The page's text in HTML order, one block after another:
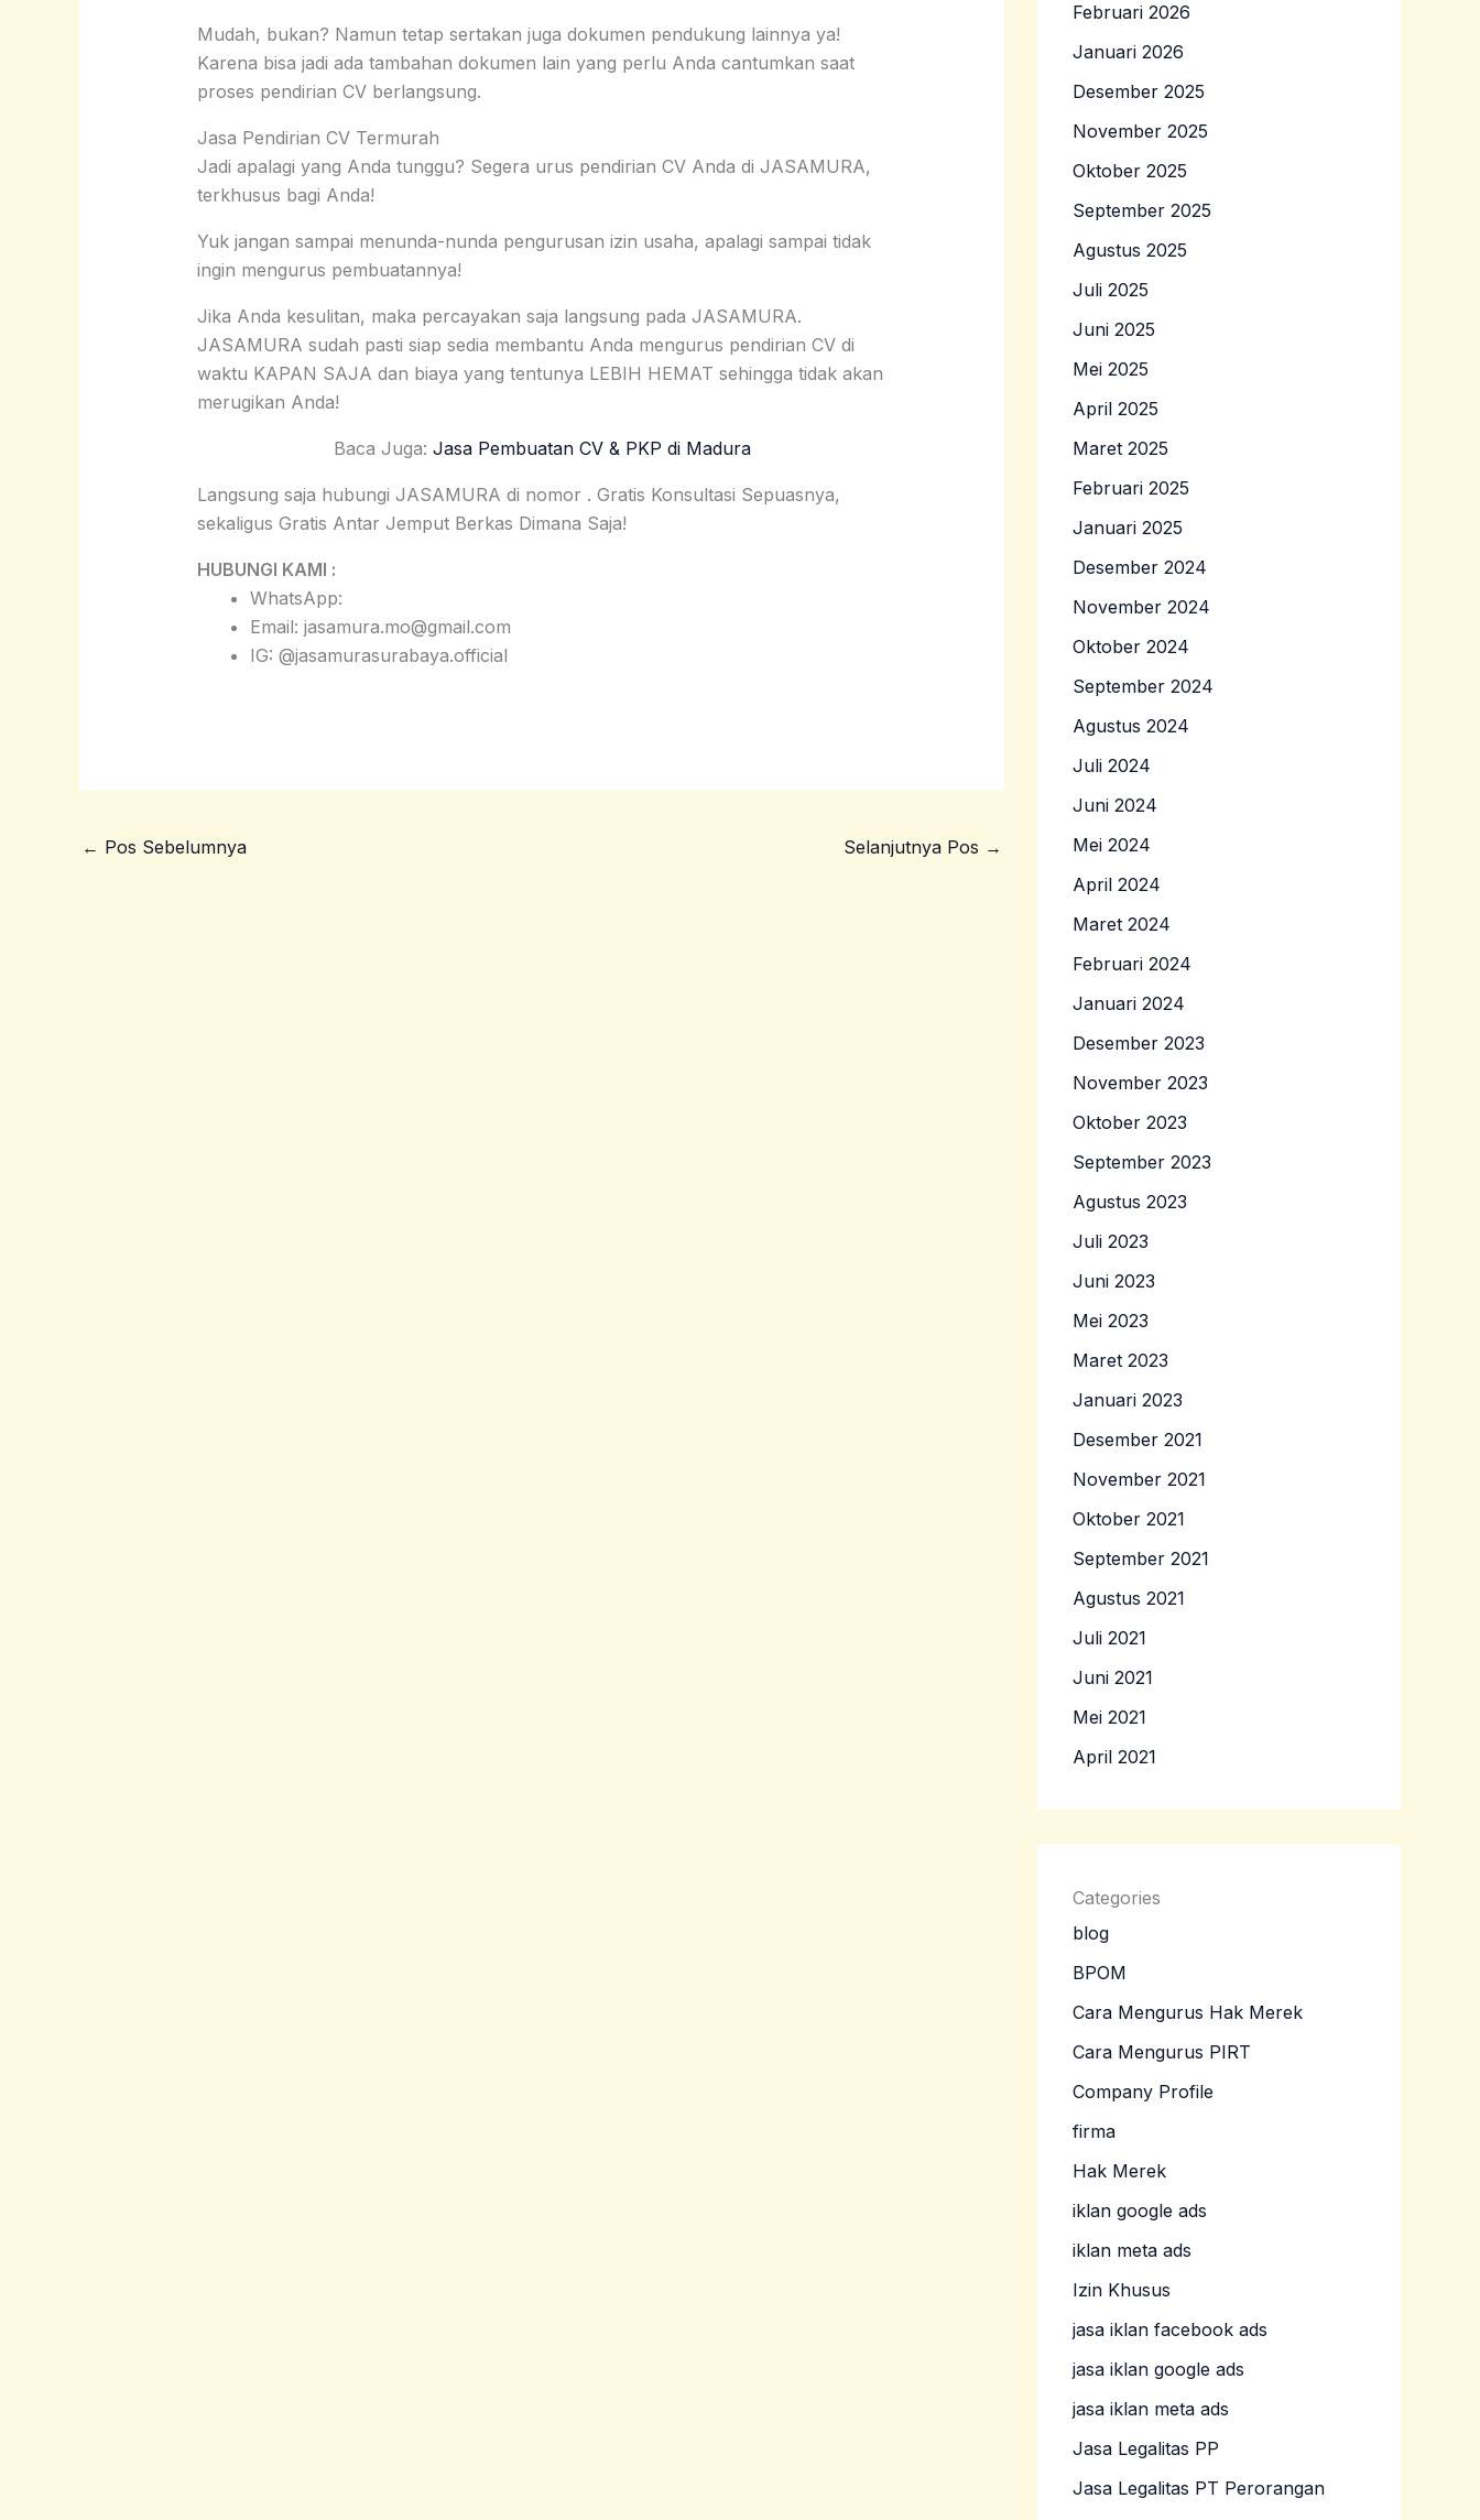
Mudah, bukan? Namun tetap sertakan juga dokumen pendukung lainnya ya!
Karena bisa jadi ada tambahan dokumen lain yang perlu Anda cantumkan saat
proses pendirian CV berlangsung.
Jasa Pendirian CV Termurah
Jadi apalagi yang Anda tunggu? Segera urus pendirian CV Anda di JASAMURA,
terkhusus bagi Anda!
Yuk jangan sampai menunda-nunda pengurusan izin usaha, apalagi sampai tidak
ingin mengurus pembuatannya!
Jika Anda kesulitan, maka percayakan saja langsung pada JASAMURA.
JASAMURA sudah pasti siap sedia membantu Anda mengurus pendirian CV di
waktu KAPAN SAJA dan biaya yang tentunya LEBIH HEMAT sehingga tidak akan
merugikan Anda!
Baca Juga: Jasa Pembuatan CV & PKP di Madura
Langsung saja hubungi JASAMURA di nomor . Gratis Konsultasi Sepuasnya,
sekaligus Gratis Antar Jemput Berkas Dimana Saja!
HUBUNGI KAMI :
WhatsApp:
Email: jasamura.mo@gmail.com
IG: @jasamurasurabaya.official
← Pos Sebelumnya Selanjutnya Pos →
Februari 2026
Januari 2026
Desember 2025
November 2025
Oktober 2025
September 2025
Agustus 2025
Juli 2025
Juni 2025
Mei 2025
April 2025
Maret 2025
Februari 2025
Januari 2025
Desember 2024
November 2024
Oktober 2024
September 2024
Agustus 2024
Juli 2024
Juni 2024
Mei 2024
April 2024
Maret 2024
Februari 2024
Januari 2024
Desember 2023
November 2023
Oktober 2023
September 2023
Agustus 2023
Juli 2023
Juni 2023
Mei 2023
Maret 2023
Januari 2023
Desember 2021
November 2021
Oktober 2021
September 2021
Agustus 2021
Juli 2021
Juni 2021
Mei 2021
April 2021
Categories
blog
BPOM
Cara Mengurus Hak Merek
Cara Mengurus PIRT
Company Profile
firma
Hak Merek
iklan google ads
iklan meta ads
Izin Khusus
jasa iklan facebook ads
jasa iklan google ads
jasa iklan meta ads
Jasa Legalitas PP
Jasa Legalitas PT Perorangan